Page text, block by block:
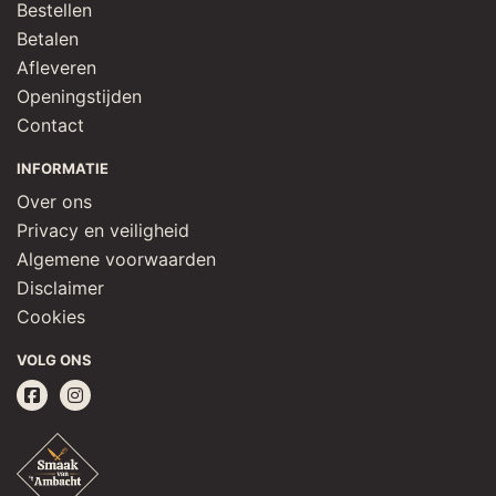
Bestellen
Betalen
Afleveren
Openingstijden
Contact
INFORMATIE
Over ons
Privacy en veiligheid
Algemene voorwaarden
Disclaimer
Cookies
VOLG ONS